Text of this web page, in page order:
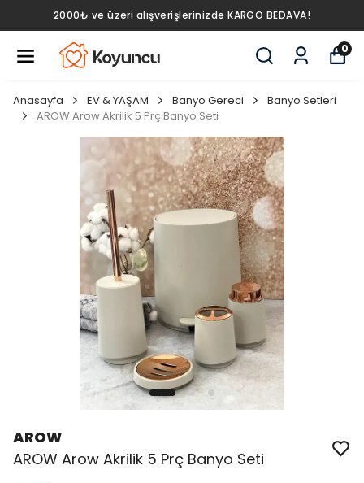
2000₺ ve üzeri alışverişlerinizde KARGO BEDAVA!
0
Anasayfa EV & YAŞAM Banyo Gereci
Banyo Setleri
AROW Arow Akrilik 5 Prç Banyo Seti
AROW
AROW Arow Akrilik 5 Prç Banyo Seti